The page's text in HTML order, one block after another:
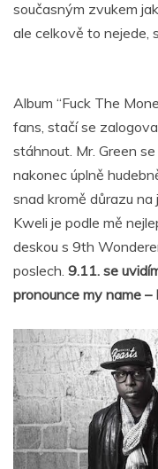
současným zvukem
ale celkově to nejede,
Album “Fuck The
fans, stačí se
stáhnout. Mr. Green
nakonec úplně
snad kromě důrazu na
Kweli je podle mě
deskou s 9th
poslech. 9.11. se
pronounce my name –